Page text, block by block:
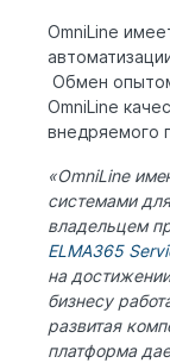
OmniLine
Обмен
OmniLine
внедряемого
«OmniLine
системами
владельцем
ELMA365
на
бизнесу
развитая
платформа